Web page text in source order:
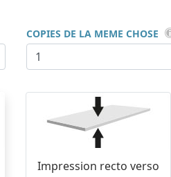
COPIES DE LA MEME CHOSE
Impression recto verso